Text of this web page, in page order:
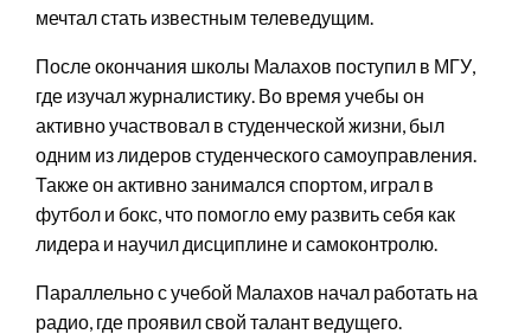
мечтал стать известным телеведущим.
После окончания школы Малахов поступил в МГУ,
где изучал журналистику. Во время учебы он
активно участвовал в студенческой жизни, был
одним из лидеров студенческого самоуправления.
Также он активно занимался спортом, играл в
футбол и бокс, что помогло ему развить себя как
лидера и научил дисциплине и самоконтролю.
Параллельно с учебой Малахов начал работать на
радио, где проявил свой талант ведущего.